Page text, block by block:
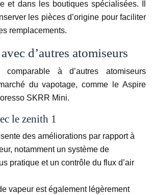
et dans les boutiques spécialisées. Il
les pièces d’origine pour faciliter
remplacements.
d’autres atomiseurs
à d’autres atomiseurs
du vapotage, comme le Aspire
SKRR Mini.
le zenith 1
des améliorations par rapport à
notamment un système de
pratique et un contrôle du flux d’air
vapeur est également légèrement